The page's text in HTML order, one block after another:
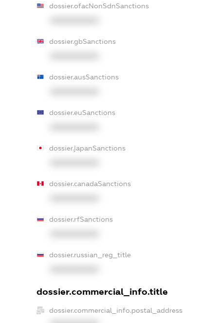
dossier.ofacNonSdnSanctions
dossier.gbSanctions
dossier.ausSanctions
dossier.euSanctions
dossier.japanSanctions
dossier.canadaSanctions
dossier.rfSanctions
dossier.russian_reg_title
dossier.commercial_info.title
dossier.commercial_info.postal_address